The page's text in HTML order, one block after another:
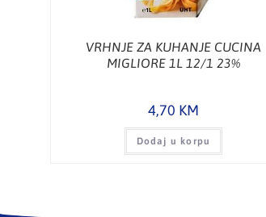
VRHNJE ZA KUHANJE CUCINA
MIGLIORE 1L 12/1 23%
4,70 KM
Dodaj u korpu